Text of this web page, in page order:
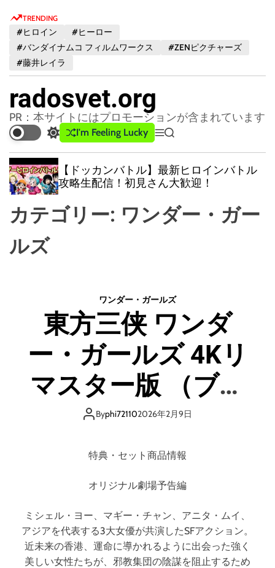
TRENDING
#ヒロイン
#ヒーロー
#バンダイナムコ フィルムワークス
#ZENピクチャーズ
#藤井レイラ
radosvet.org
PR：本サイトにはプロモーションが含まれています
S
w
i
t
c
c
o
o
I'm Feeling Lucky
M
e
n
u
S
e
a
r
c
【ドッカンバトル】最新ヒロインバトル
攻略生配信！初見さん大歓迎！
カテゴリー: ワンダー・ガー
ルズ
ワンダー・ガールズ
東方三侠 ワンダ
ー・ガールズ 4Kリ
マスター版 （ブル
ーレイディスク）
Byphi721102026年2月9日
特典・セット商品情報
オリジナル劇場予告編
ミシェル・ヨー、マギー・チャン、アニタ・ムイ、
アジアを代表する3大女優が共演したSFアクション。
近未来の香港、運命に導かれるように出会った強く
美しい女性たちが、邪教集団の陰謀を阻止するため